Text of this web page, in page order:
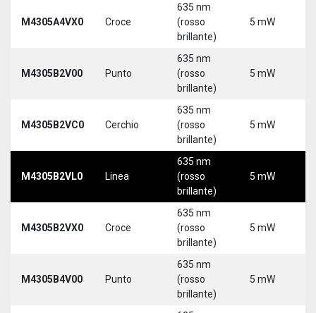
M4305A4VX0 Croce
635 nm
(rosso
brillante)
5 mW
M4305B2V00 Punto
635 nm
(rosso
brillante)
5 mW
M4305B2VC0 Cerchio
635 nm
(rosso
brillante)
5 mW
M4305B2VL0 Linea
635 nm
(rosso
brillante)
5 mW
M4305B2VX0 Croce
635 nm
(rosso
brillante)
5 mW
M4305B4V00 Punto
635 nm
(rosso
brillante)
5 mW